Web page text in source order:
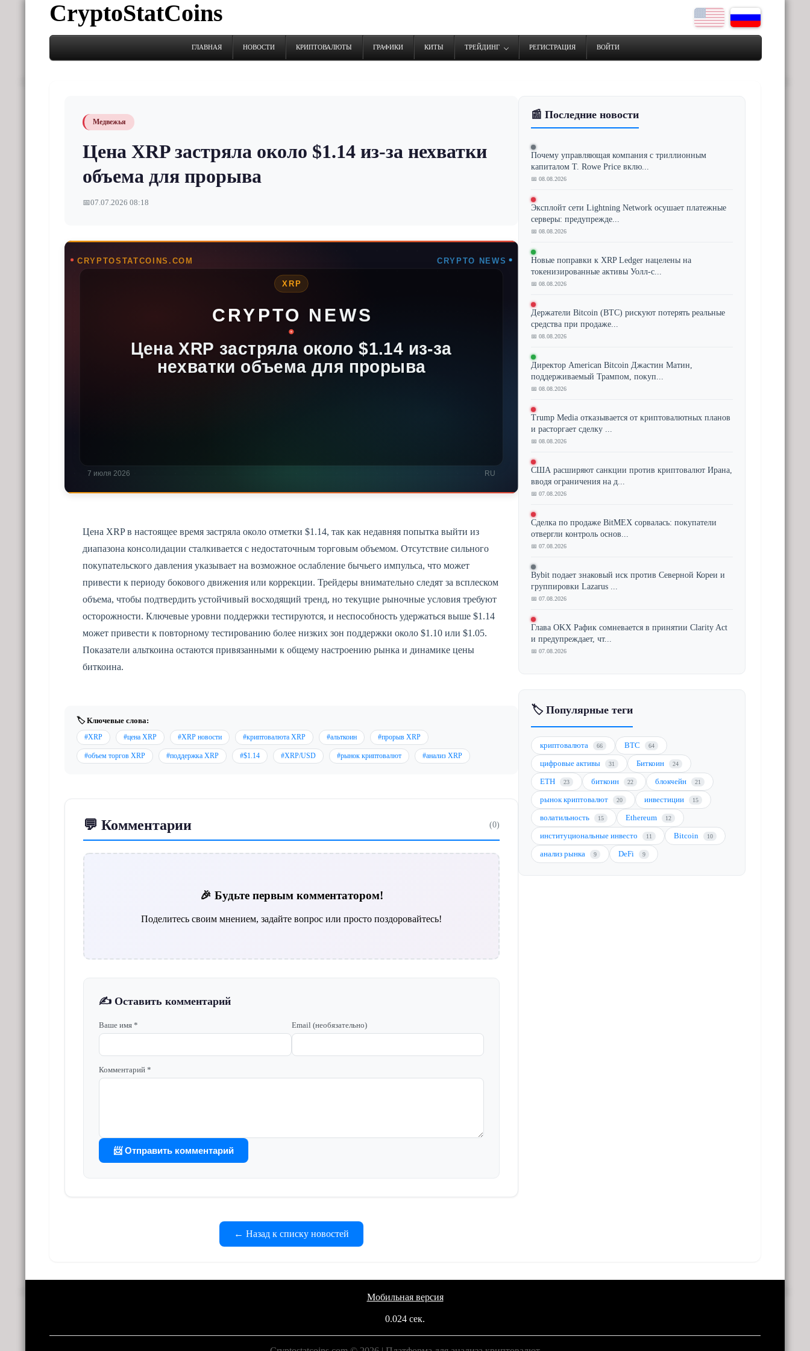
CryptoStatCoins
ГЛАВНАЯ НОВОСТИ КРИПТОВАЛЮТЫ ГРАФИКИ КИТЫ ТРЕЙДИНГ РЕГИСТРАЦИЯ ВОЙТИ
Медвежья
Цена XRP застряла около $1.14 из-за нехватки
объема для прорыва
📅07.07.2026 08:18
Цена XRP в настоящее время застряла около отметки $1.14, так как недавняя попытка выйти из
диапазона консолидации сталкивается с недостаточным торговым объемом. Отсутствие сильного
покупательского давления указывает на возможное ослабление бычьего импульса, что может
привести к периоду бокового движения или коррекции. Трейдеры внимательно следят за всплеском
объема, чтобы подтвердить устойчивый восходящий тренд, но текущие рыночные условия требуют
осторожности. Ключевые уровни поддержки тестируются, и неспособность удержаться выше $1.14
может привести к повторному тестированию более низких зон поддержки около $1.10 или $1.05.
Показатели альткоина остаются привязанными к общему настроению рынка и динамике цены
биткоина.
🏷️ Ключевые слова:
#XRP #цена XRP #XRP новости #криптовалюта XRP #альткоин #прорыв XRP
#объем торгов XRP #поддержка XRP #$1.14 #XRP/USD #рынок криптовалют #анализ XRP
💬 Комментарии (0)
🎉 Будьте первым комментатором!
Поделитесь своим мнением, задайте вопрос или просто поздоровайтесь!
✍️ Оставить комментарий
Ваше имя * Email (необязательно)
Комментарий *
📨 Отправить комментарий
← Назад к списку новостей
📰 Последние новости
Почему управляющая компания с триллионным
капиталом T. Rowe Price вклю...
📅 08.08.2026
Эксплойт сети Lightning Network осушает платежные
серверы: предупрежде...
📅 08.08.2026
Новые поправки к XRP Ledger нацелены на
токенизированные активы Уолл-с...
📅 08.08.2026
Держатели Bitcoin (BTC) рискуют потерять реальные
средства при продаже...
📅 08.08.2026
Директор American Bitcoin Джастин Матин,
поддерживаемый Трампом, покуп...
📅 08.08.2026
Trump Media отказывается от криптовалютных планов
и расторгает сделку ...
📅 08.08.2026
США расширяют санкции против криптовалют Ирана,
вводя ограничения на д...
📅 07.08.2026
Сделка по продаже BitMEX сорвалась: покупатели
отвергли контроль основ...
📅 07.08.2026
Bybit подает знаковый иск против Северной Кореи и
группировки Lazarus ...
📅 07.08.2026
Глава OKX Рафик сомневается в принятии Clarity Act
и предупреждает, чт...
📅 07.08.2026
🏷️ Популярные теги
криптовалюта 66 BTC 64
цифровые активы 31 Биткоин 24
ETH 23 биткоин 22 блокчейн 21
рынок криптовалют 20 инвестиции 15
волатильность 15 Ethereum 12
институциональные инвесто 11 Bitcoin 10
анализ рынка 9 DeFi 9
Мобильная версия
0.024 сек.